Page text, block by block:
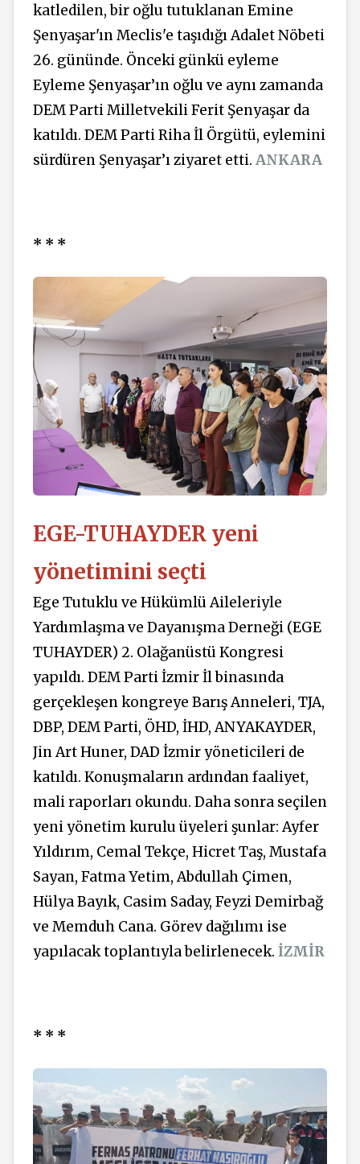
katledilen, bir oğlu tutuklanan Emine
Şenyaşar'ın Meclis'e taşıdığı Adalet Nöbeti
26. gününde. Önceki günkü eyleme
Eyleme Şenyaşar’ın oğlu ve aynı zamanda
DEM Parti Milletvekili Ferit Şenyaşar da
katıldı. DEM Parti Riha İl Örgütü, eylemini
sürdüren Şenyaşar’ı ziyaret etti. ANKARA
* * *
EGE-TUHAYDER yeni
yönetimini seçti
Ege Tutuklu ve Hükümlü Aileleriyle
Yardımlaşma ve Dayanışma Derneği (EGE
TUHAYDER) 2. Olağanüstü Kongresi
yapıldı. DEM Parti İzmir İl binasında
gerçekleşen kongreye Barış Anneleri, TJA,
DBP, DEM Parti, ÖHD, İHD, ANYAKAYDER,
Jin Art Huner, DAD İzmir yöneticileri de
katıldı. Konuşmaların ardından faaliyet,
mali raporları okundu. Daha sonra seçilen
yeni yönetim kurulu üyeleri şunlar: Ayfer
Yıldırım, Cemal Tekçe, Hicret Taş, Mustafa
Sayan, Fatma Yetim, Abdullah Çimen,
Hülya Bayık, Casim Saday, Feyzi Demirbağ
ve Memduh Cana. Görev dağılımı ise
yapılacak toplantıyla belirlenecek. İZMİR
* * *